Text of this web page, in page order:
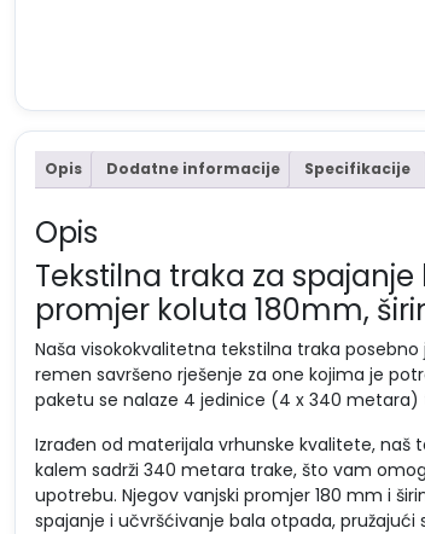
Opis Dodatne informacije Specifikacije
Opis
Tekstilna traka za
promjer koluta 180mm,
Naša visokokvalitetna tekstilna traka
remen savršeno rješenje za one kojima je
paketu se nalaze 4 jedinice (4 x 340
Izrađen od materijala vrhunske kvalitete, naš
kalem sadrži 340 metara trake, što vam
upotrebu. Njegov vanjski promjer 180 mm i
spajanje i učvršćivanje bala otpada,